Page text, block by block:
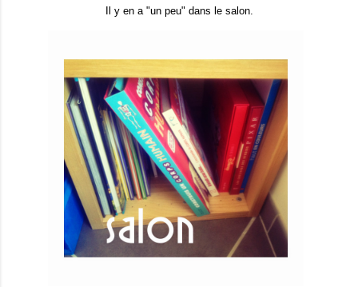
Il y en a "un peu" dans le salon.